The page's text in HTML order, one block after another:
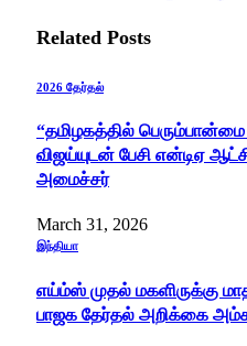
Related Posts
2026 தேர்தல்
“தமிழகத்தில்
விஜய்யுடன் பேசி என்டிஏ
அமைச்சர்
March 31, 2026
இந்தியா
எய்ம்ஸ் முதல் மகளிருக்கு
பாஜக தேர்தல் அறிக்கை